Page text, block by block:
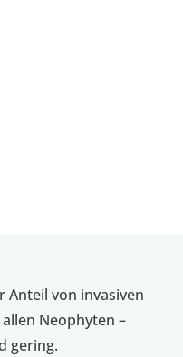
Anteil von invasiven
Neophyten –
gering.